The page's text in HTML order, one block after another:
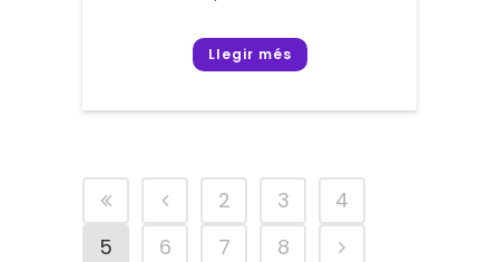
Llegir més
2 3
4
5
6 7 8